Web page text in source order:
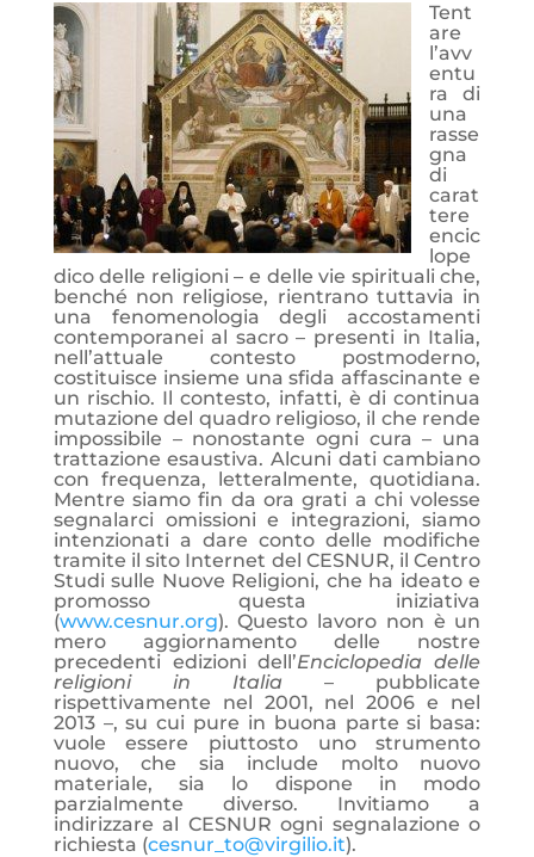
Tent
are
l’avv
entu
ra di
una
rasse
gna
di
carat
tere
encic
lope
dico delle religioni – e delle vie spirituali che,
benché non religiose, rientrano tuttavia in
una fenomenologia degli accostamenti
contemporanei al sacro – presenti in Italia,
nell’attuale contesto postmoderno,
costituisce insieme una sfida affascinante e
un rischio. Il contesto, infatti, è di continua
mutazione del quadro religioso, il che rende
impossibile – nonostante ogni cura – una
trattazione esaustiva. Alcuni dati cambiano
con frequenza, letteralmente, quotidiana.
Mentre siamo fin da ora grati a chi volesse
segnalarci omissioni e integrazioni, siamo
intenzionati a dare conto delle modifiche
tramite il sito Internet del CESNUR, il Centro
Studi sulle Nuove Religioni, che ha ideato e
promosso questa iniziativa
(www.cesnur.org). Questo lavoro non è un
mero aggiornamento delle nostre
precedenti edizioni dell’Enciclopedia delle
religioni in Italia – pubblicate
rispettivamente nel 2001, nel 2006 e nel
2013 –, su cui pure in buona parte si basa:
vuole essere piuttosto uno strumento
nuovo, che sia include molto nuovo
materiale, sia lo dispone in modo
parzialmente diverso. Invitiamo a
indirizzare al CESNUR ogni segnalazione o
richiesta (cesnur_to@virgilio.it).